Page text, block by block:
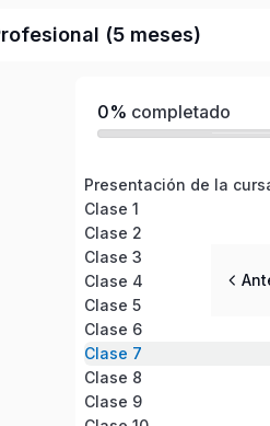
(5 meses)
0% completado
Presentación de la
Clase 1
Clase 2
Clase 3
Clase 4
Clase 5
Clase 6
Clase 7
Clase 8
Clase 9